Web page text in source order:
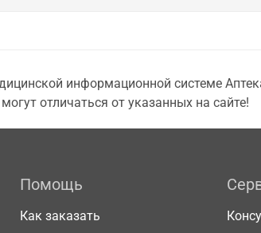
информационной системе
отличаться от указанных на сайте!
Помощь
Как заказать